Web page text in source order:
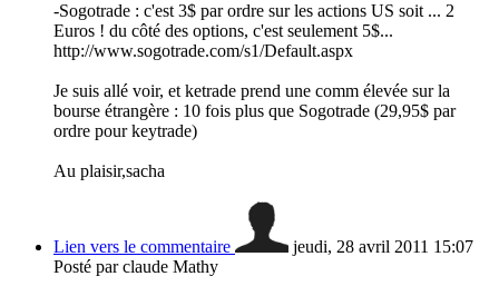
-Sogotrade : c'est 3$ par ordre sur les actions US soit ... 2
Euros ! du côté des options, c'est seulement 5$...
http://www.sogotrade.com/s1/Default.aspx
Je suis allé voir, et ketrade prend une comm élevée sur la
bourse étrangère : 10 fois plus que Sogotrade (29,95$ par
ordre pour keytrade)
Au plaisir,sacha
Lien vers le commentaire
jeudi, 28 avril 2011 15:07
Posté par claude Mathy